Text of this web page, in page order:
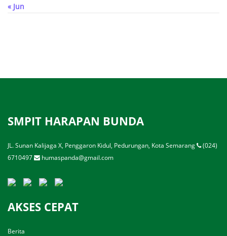
« Jun
SMPIT HARAPAN BUNDA
JL. Sunan Kalijaga X, Penggaron Kidul, Pedurungan, Kota Semarang
(024)
6710497
humaspanda@gmail.com
AKSES CEPAT
Berita